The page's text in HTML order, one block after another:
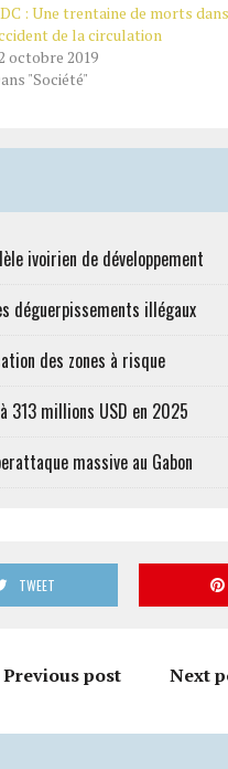
: Une trentaine de morts
de la circulation
octobre 2019
"Société"
ivoirien de développement
déguerpissements illégaux
des zones à risque
313 millions USD en 2025
massive au Gabon
TWEET
Previous post Next